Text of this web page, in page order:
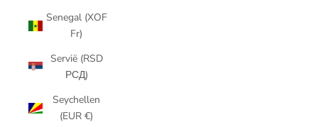
Senegal (XOF
Fr)
Servië (RSD
РСД)
Seychellen
(EUR €)